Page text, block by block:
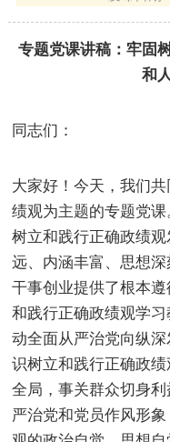
专题党课讲稿：牢固
和
同志们：
大家好！今天，我们
绩观为主题的专题党
树立和践行正确政绩
远、内涵丰富、思想深
干事创业提供了根本
和践行正确政绩观学
动全面从严治党向纵
识树立和践行正确政
全局，事关群众切身
严治党和党员作风形